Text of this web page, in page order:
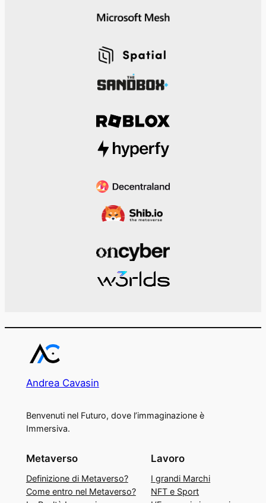
Andrea Cavasin
Benvenuti nel Futuro, dove l’immaginazione è
Immersiva.
Metaverso
Definizione di Metaverso?
Come entro nel Metaverso?
Lavoro
I grandi Marchi
NFT e Sport